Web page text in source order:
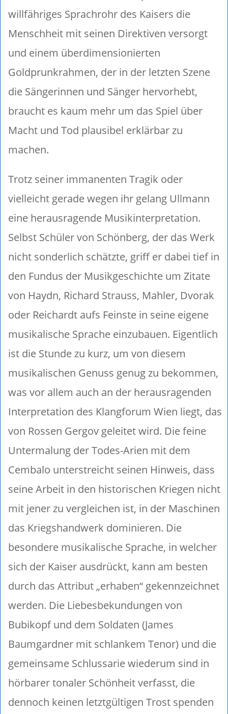
willfähriges Sprachrohr des Kaisers die
Menschheit mit seinen Direktiven versorgt
und einem überdimensionierten
Goldprunkrahmen, der in der letzten Szene
die Sängerinnen und Sänger hervorhebt,
braucht es kaum mehr um das Spiel über
Macht und Tod plausibel erklärbar zu
machen.
Trotz seiner immanenten Tragik oder
vielleicht gerade wegen ihr gelang Ullmann
eine herausragende Musikinterpretation.
Selbst Schüler von Schönberg, der das Werk
nicht sonderlich schätzte, griff er dabei tief in
den Fundus der Musikgeschichte um Zitate
von Haydn, Richard Strauss, Mahler, Dvorak
oder Reichardt aufs Feinste in seine eigene
musikalische Sprache einzubauen. Eigentlich
ist die Stunde zu kurz, um von diesem
musikalischen Genuss genug zu bekommen,
was vor allem auch an der herausragenden
Interpretation des Klangforum Wien liegt, das
von Rossen Gergov geleitet wird. Die feine
Untermalung der Todes-Arien mit dem
Cembalo unterstreicht seinen Hinweis, dass
seine Arbeit in den historischen Kriegen nicht
mit jener zu vergleichen ist, in der Maschinen
das Kriegshandwerk dominieren. Die
besondere musikalische Sprache, in welcher
sich der Kaiser ausdrückt, kann am besten
durch das Attribut „erhaben“ gekennzeichnet
werden. Die Liebesbekundungen von
Bubikopf und dem Soldaten (James
Baumgardner mit schlankem Tenor) und die
gemeinsame Schlussarie wiederum sind in
hörbarer tonaler Schönheit verfasst, die
dennoch keinen letztgültigen Trost spenden